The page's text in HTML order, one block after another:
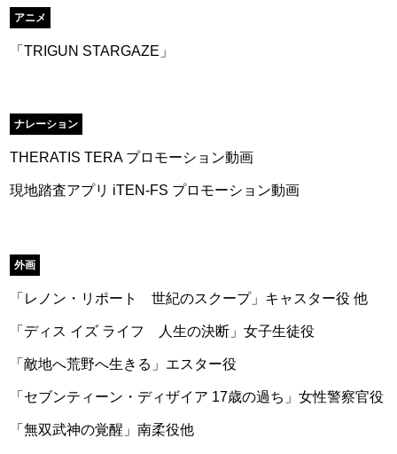
アニメ
「TRIGUN STARGAZE」
ナレーション
THERATIS TERA プロモーション動画
現地踏査アプリ iTEN-FS プロモーション動画
外画
「レノン・リポート 世紀のスクープ」キャスター役 他
「ディス イズ ライフ 人生の決断」女子生徒役
「敵地へ荒野へ生きる」エスター役
「セブンティーン・ディザイア 17歳の過ち」女性警察官役
「無双武神の覚醒」南柔役他